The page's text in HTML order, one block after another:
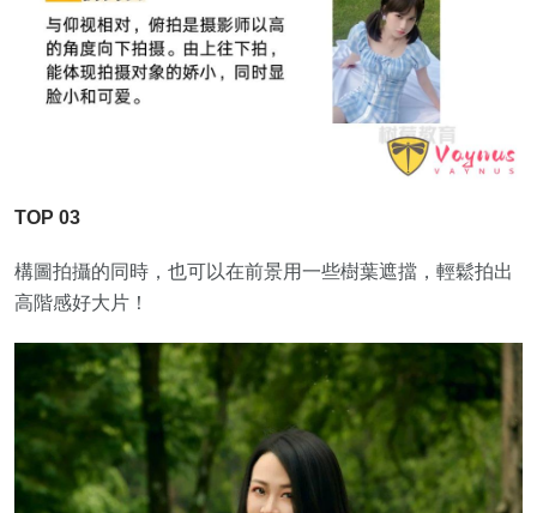
TOP 03
構圖拍攝的同時，也可以在前景用一些樹葉遮擋，輕鬆拍出
高階感好大片！